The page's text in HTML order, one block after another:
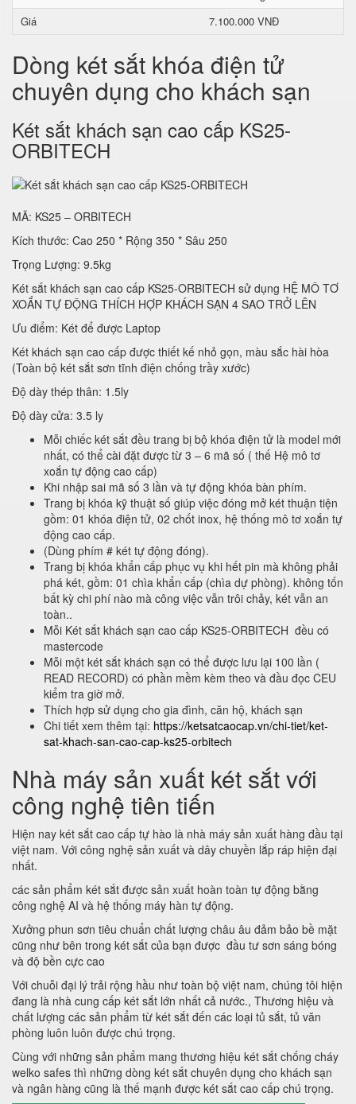
Giá
7.100.000 VNĐ
Dòng két sắt khóa điện tử
chuyên dụng cho khách sạn
Két sắt khách sạn cao cấp KS25-
ORBITECH
MÃ: KS25 – ORBITECH
Kích thước: Cao 250 * Rộng 350 * Sâu 250
Trọng Lượng: 9.5kg
Két sắt khách sạn cao cấp KS25-ORBITECH sử dụng HỆ MÔ TƠ
XOẮN TỰ ĐỘNG THÍCH HỢP KHÁCH SẠN 4 SAO TRỞ LÊN
Ưu điểm: Két để được Laptop
Két khách sạn cao cấp được thiết kế nhỏ gọn, màu sắc hài hòa
(Toàn bộ két sắt sơn tĩnh điện chống trầy xước)
Độ dày thép thân: 1.5ly
Độ dày cửa: 3.5 ly
Mỗi chiếc két sắt đều trang bị bộ khóa điện tử là model mới
nhất, có thể cài đặt được từ 3 – 6 mã số ( thế Hệ mô tơ
xoắn tự động cao cấp)
Khi nhập sai mã số 3 lần và tự động khóa bàn phím.
Trang bị khóa kỹ thuật số giúp việc đóng mở két thuận tiện
gồm: 01 khóa điện tử, 02 chốt inox, hệ thống mô tơ xoắn tự
động cao cấp.
(Dùng phím # két tự động đóng).
Trang bị khóa khẩn cấp phục vụ khi hết pin mà không phải
phá két, gồm: 01 chìa khẩn cấp (chìa dự phòng). không tốn
bất kỳ chi phí nào mà công việc vẫn trôi chảy, két vẫn an
toàn..
Mỗi Két sắt khách sạn cao cấp KS25-ORBITECH đều có
mastercode
Mỗi một két sắt khách sạn có thể được lưu lại 100 lần (
READ RECORD) có phần mềm kèm theo và đầu đọc CEU
kiểm tra giờ mở.
Thích hợp sử dụng cho gia đình, căn hộ, khách sạn
Chi tiết xem thêm tại: https://ketsatcaocap.vn/chi-tiet/ket-
sat-khach-san-cao-cap-ks25-orbitech
Nhà máy sản xuất két sắt với
công nghệ tiên tiến
Hiện nay két sắt cao cấp tự hào là nhà máy sản xuất hàng đầu tại
việt nam. Với công nghệ sản xuất và dây chuyền lắp ráp hiện đại
nhất.
các sản phẩm két sắt được sản xuất hoàn toàn tự động bằng
công nghệ AI và hệ thống máy hàn tự động.
Xưởng phun sơn tiêu chuẩn chất lượng châu âu đảm bảo bề mặt
cũng như bên trong két sắt của bạn được đầu tư sơn sáng bóng
và độ bền cực cao
Với chuỗi đại lý trải rộng hầu như toàn bộ việt nam, chúng tôi hiện
đang là nhà cung cấp két sắt lớn nhất cả nước., Thương hiệu và
chất lượng các sản phẩm từ két sắt đến các loại tủ sắt, tủ văn
phòng luôn luôn được chú trọng.
Cùng với những sản phẩm mang thương hiệu két sắt chống cháy
welko safes thì những dòng két sắt chuyên dụng cho khách sạn
và ngân hàng cũng là thế mạnh được két sắt cao cấp chú trọng.